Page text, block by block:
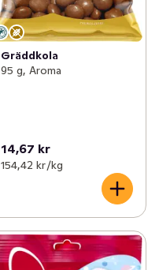
Gräddkola
95 g, Aroma
14,67 kr
154,42 kr /kg